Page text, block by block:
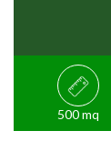
500 mq